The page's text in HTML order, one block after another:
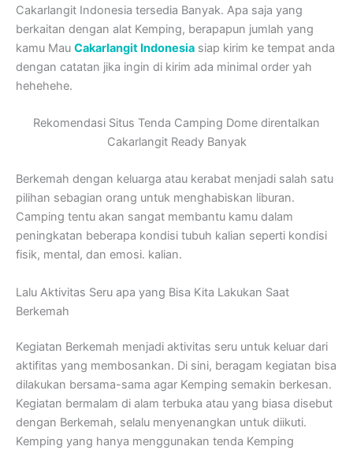
Cakarlangit Indonesia tersedia Banyak. Apa saja yang
berkaitan dengan alat Kemping, berapapun jumlah yang
kamu Mau Cakarlangit Indonesia siap kirim ke tempat anda
dengan catatan jika ingin di kirim ada minimal order yah
hehehehe.
Rekomendasi Situs Tenda Camping Dome direntalkan
Cakarlangit Ready Banyak
Berkemah dengan keluarga atau kerabat menjadi salah satu
pilihan sebagian orang untuk menghabiskan liburan.
Camping tentu akan sangat membantu kamu dalam
peningkatan beberapa kondisi tubuh kalian seperti kondisi
fisik, mental, dan emosi. kalian.
Lalu Aktivitas Seru apa yang Bisa Kita Lakukan Saat
Berkemah
Kegiatan Berkemah menjadi aktivitas seru untuk keluar dari
aktifitas yang membosankan. Di sini, beragam kegiatan bisa
dilakukan bersama-sama agar Kemping semakin berkesan.
Kegiatan bermalam di alam terbuka atau yang biasa disebut
dengan Berkemah, selalu menyenangkan untuk diikuti.
Kemping yang hanya menggunakan tenda Kemping